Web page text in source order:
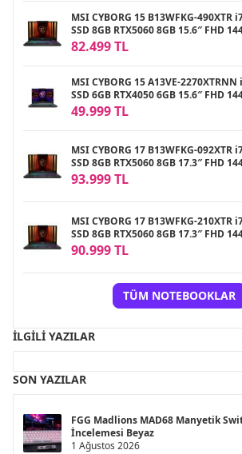
MSI CYBORG 15 B13WFKG-490XTR
SSD 8GB RTX5060 8GB 15.6″ FHD
Gaming Notebook
82.499 TL
MSI CYBORG 15 A13VE-
SSD 6GB RTX4050 6GB 15.6″ FHD
Gaming Notebook
49.999 TL
MSI CYBORG 17 B13WFKG-092XTR
SSD 8GB RTX5060 8GB 17.3″ FHD
Gaming Notebook
93.999 TL
MSI CYBORG 17 B13WFKG-210XTR
SSD 8GB RTX5060 8GB 17.3″ FHD
Gaming Notebook
90.999 TL
TÜM NOTEBOOKLAR
İLGILI YAZILAR
SON YAZILAR
FGG Madlions MAD68 Manyetik
İncelemesi Beyaz
1 Ağustos 2026